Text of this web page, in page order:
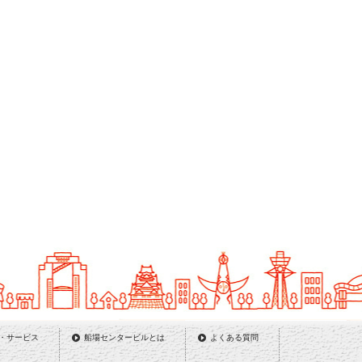
サービス 船場センタービルとは よくある質問